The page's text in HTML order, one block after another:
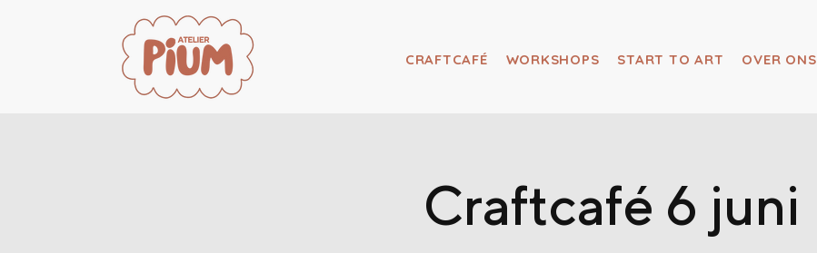
CRAFTCAFÉ WORKSHOPS START TO ART OVER ONS
Craftcafé 6 juni